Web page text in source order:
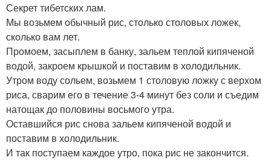
Секрет тибетских лам.
Мы возьмем обычный рис, столько столовых ложек,
сколько вам лет.
Промоем, засыплем в банку, зальем теплой кипяченой
водой, закроем крышкой и поставим в холодильник.
Утром воду сольем, возьмем 1 столовую ложку с верхом
риса, сварим его в течение 3-4 минут без соли и съедим
натощак до половины восьмого утра.
Оставшийся рис снова зальем кипяченой водой и
поставим в холодильник.
И так поступаем каждое утро, пока рис не закончится.